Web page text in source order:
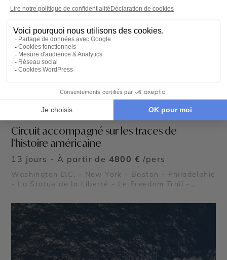
CIRCUIT ACCOMPAGNÉ
Circuit accompagné sur les traces de
l’histoire américaine
13 jours - À partir de 4800 € /pers
Washington D.C. - New York - Boston - Philadelphie
- La Statue de la Liberté - Le Freedom Trail -